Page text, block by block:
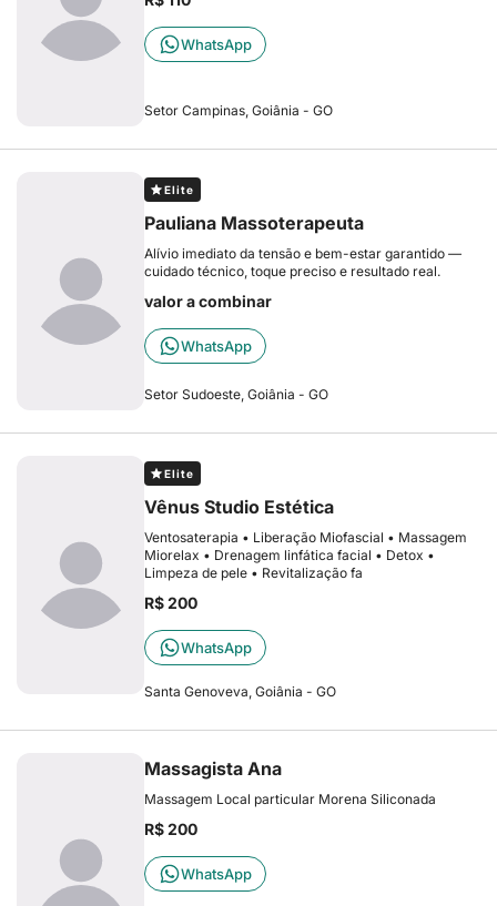
WhatsApp
Setor Campinas, Goiânia - GO
Elite
Pauliana Massoterapeuta
Alívio imediato da tensão e bem-estar garantido —
cuidado técnico, toque preciso e resultado real.
valor a combinar
WhatsApp
Setor Sudoeste, Goiânia - GO
Elite
Vênus Studio Estética
Ventosaterapia • Liberação Miofascial • Massagem
Miorelax • Drenagem linfática facial • Detox •
Limpeza de pele • Revitalização fa
R$ 200
WhatsApp
Santa Genoveva, Goiânia - GO
Massagista Ana
Massagem Local particular Morena Siliconada
R$ 200
WhatsApp